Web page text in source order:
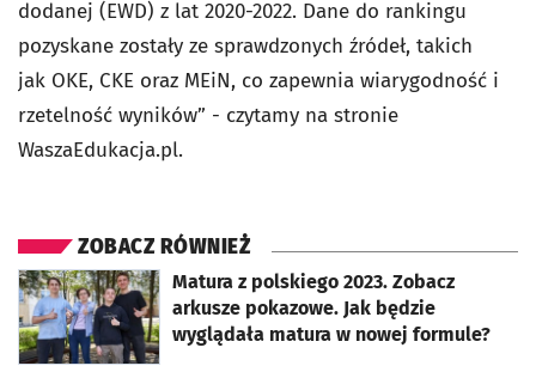
dodanej (EWD) z lat 2020-2022. Dane do rankingu
pozyskane zostały ze sprawdzonych źródeł, takich
jak OKE, CKE oraz MEiN, co zapewnia wiarygodność i
rzetelność wyników” - czytamy na stronie
WaszaEdukacja.pl.
ZOBACZ RÓWNIEŻ
Matura z polskiego 2023. Zobacz
arkusze pokazowe. Jak będzie
wyglądała matura w nowej formule?
otworzy się w nowej karcie